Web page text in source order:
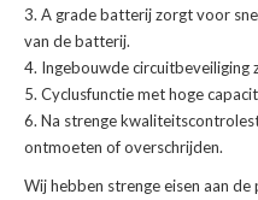
A grade batterij zorgt voor
van de batterij.
Ingebouwde
Cyclusfunctie met hoge
Na strenge
ontmoeten of overschrijden.
Wij hebben strenge eisen aan